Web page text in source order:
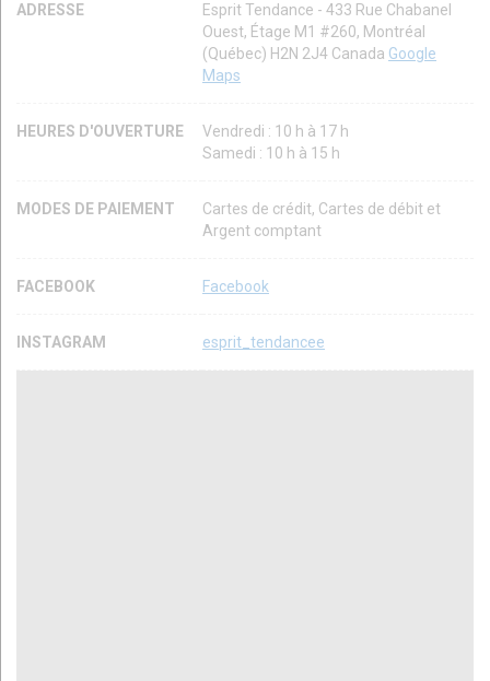
ADRESSE
Esprit Tendance - 433 Rue Chabanel
Ouest, Étage M1 #260, Montréal
(Québec) H2N 2J4 Canada Google
Maps
HEURES D'OUVERTURE
Vendredi : 10 h à 17 h
Samedi : 10 h à 15 h
MODES DE PAIEMENT
Cartes de crédit, Cartes de débit et
Argent comptant
FACEBOOK Facebook
INSTAGRAM esprit_tendancee